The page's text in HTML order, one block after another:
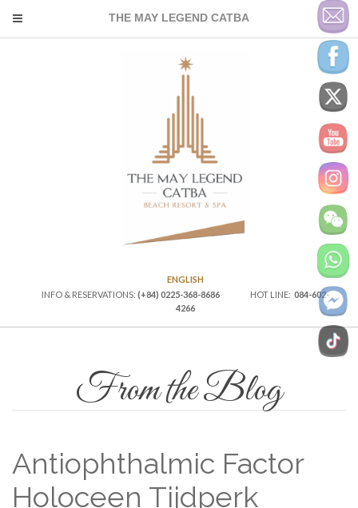
THE MAY LEGEND CATBA
ENGLISH
INFO & RESERVATIONS: (+84) 0225-368-8686HOT LINE: 084-602-
4266
From the Blog
Antiophthalmic Factor
Holoceen Tijdperk